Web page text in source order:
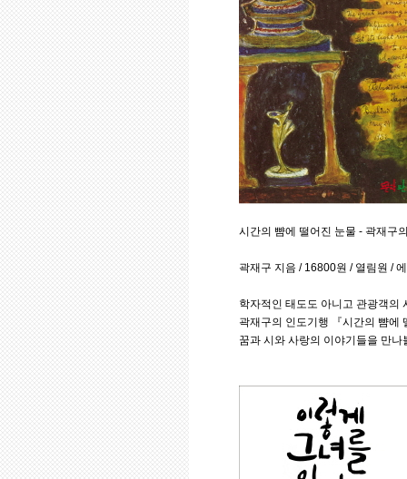
시간의 뺨에 떨어진 눈물 - 곽재구
곽재구 지음 / 16800원 / 열림원 /
학자적인 태도도 아니고 관광객의
곽재구의 인도기행 『시간의 뺨에
꿈과 시와 사랑의 이야기들을 만